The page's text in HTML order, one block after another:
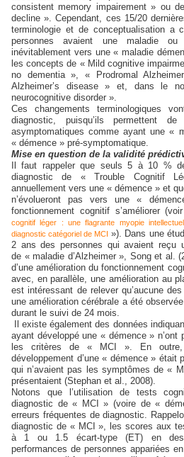
consistent memory impairement » ou
decline ». Cependant, ces 15/20
terminologie et de conceptualisation a
personnes avaient une maladie
inévitablement vers une « maladie
les concepts de « Mild cognitive
no dementia », « Prodromal
Alzheimer’s disease » et, dans le
neurocognitive disorder ».
Ces changements terminologiques
diagnostic, puisqu’ils permettent
asymptomatiques comme ayant une «
« démence » pré-symptomatique.
Mise en question de la validité
Il faut rappeler que seuls 5 à 10 %
diagnostic de « Trouble Cognitif
annuellement vers une « démence » et
n’évolueront pas vers une «
fonctionnement cognitif s’améliorer
cognitif léger : une flagrante myopie
diagnostic catégoriel de MCI »). Dans une
2 ans des personnes qui avaient
de « maladie d’Alzheimer », Song et al.
d’une amélioration du fonctionnement
avec, en parallèle, une amélioration au
est intéressant de relever qu’aucune
une amélioration cérébrale a été
durant le suivi de 24 mois.
Il existe également des données
ayant développé une « démence » n’ont
les critères de « MCI ». En
développement d’une « démence » était
qui n’avaient pas les symptômes de «
présentaient (Stephan et al., 2008).
Notons que l’utilisation de tests
diagnostic de « MCI » (voire de «
erreurs fréquentes de diagnostic.
diagnostic de « MCI », les scores aux
à 1 ou 1.5 écart-type (ET) en
performances de personnes appariées